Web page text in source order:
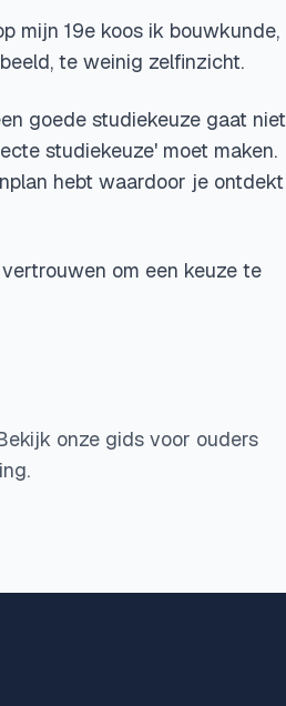
mijn 19e koos ik bouwkunde,
te weinig zelfinzicht.
goede studiekeuze gaat niet
studiekeuze' moet maken.
hebt waardoor je ontdekt
om een keuze te
onze gids voor ouders